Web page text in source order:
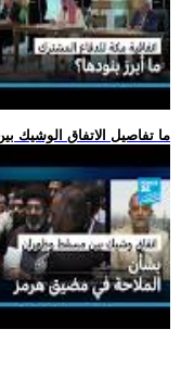
.. ما تفاصيل الاتفاق